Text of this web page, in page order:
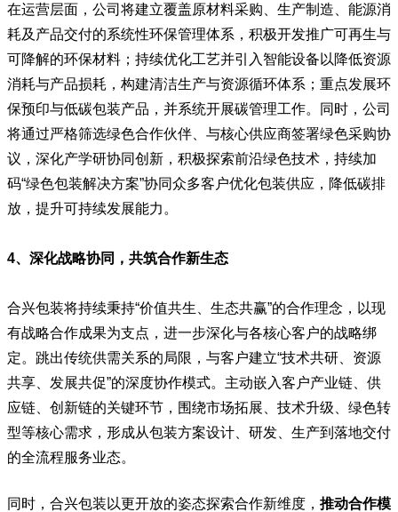
在运营层面，公司将建立覆盖原材料采购、生产制造、能源消
耗及产品交付的系统性环保管理体系，积极开发推广可再生与
可降解的环保材料；持续优化工艺并引入智能设备以降低资源
消耗与产品损耗，构建清洁生产与资源循环体系；重点发展环
保预印与低碳包装产品，并系统开展碳管理工作。同时，公司
将通过严格筛选绿色合作伙伴、与核心供应商签署绿色采购协
议，深化产学研协同创新，积极探索前沿绿色技术，持续加
码“绿色包装解决方案”协同众多客户优化包装供应，降低碳排
放，提升可持续发展能力。
4、深化战略协同，共筑合作新生态
合兴包装将持续秉持“价值共生、生态共赢”的合作理念，以现
有战略合作成果为支点，进一步深化与各核心客户的战略绑
定。跳出传统供需关系的局限，与客户建立“技术共研、资源
共享、发展共促”的深度协作模式。主动嵌入客户产业链、供
应链、创新链的关键环节，围绕市场拓展、技术升级、绿色转
型等核心需求，形成从包装方案设计、研发、生产到落地交付
的全流程服务业态。
同时，合兴包装以更开放的姿态探索合作新维度， 推动合作模